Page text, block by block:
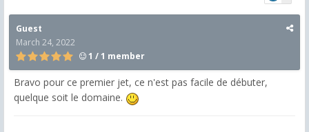
Guest
March 24, 2022
1 / 1 member
Bravo pour ce premier jet, ce n'est pas facile de débuter,
quelque soit le domaine.